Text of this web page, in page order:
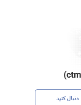
دنبال کنید